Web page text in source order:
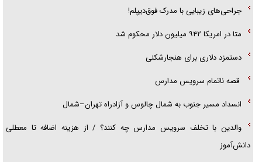
جراحی‌های زیبایی با مدرک فوق‌دیپلم!
متا در امریکا ۹۴۲ میلیون دلار محکوم شد
دستمزد دلاری برای هنجارشکنی
قصه ناتمام سرویس مدارس
انسداد مسیر جنوب به شمال چالوس و آزادراه تهران–شمال
والدین با تخلف سرویس مدارس چه کنند؟ / از هزینه اضافه تا معطلی
دانش‌آموز